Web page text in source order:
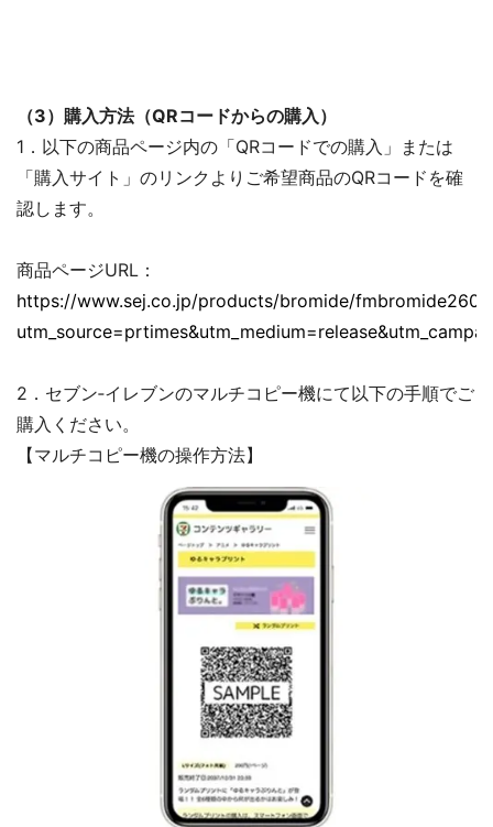
（3）購入方法（QRコードからの購入）
1．以下の商品ページ内の「QRコードでの購入」または
「購入サイト」のリンクよりご希望商品のQRコードを確
認します。
商品ページURL：
https://www.sej.co.jp/products/bromide/
2．セブン‐イレブンのマルチコピー機にて以下の手順でご
購入ください。
【マルチコピー機の操作方法】